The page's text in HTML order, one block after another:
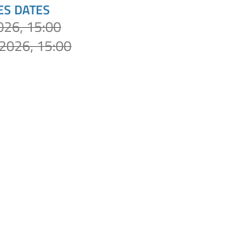
DATES
15:00
15:00